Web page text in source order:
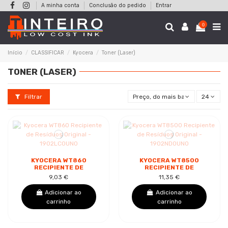
A minha conta Conclusão do pedido Entrar
0
Início CLASSIFICAR Kyocera Toner (Laser)
TONER (LASER)
Filtrar Preço, do mais baixo ao mais
24
KYOCERA WT860
RECIPIENTE DE
RESÍDUOS ORIGINAL -
1902LC0UN0
9,03 €
Adicionar ao
carrinho
KYOCERA WT8500
RECIPIENTE DE
RESÍDUOS ORIGINAL -
1902ND0UN0
11,35 €
Adicionar ao
carrinho